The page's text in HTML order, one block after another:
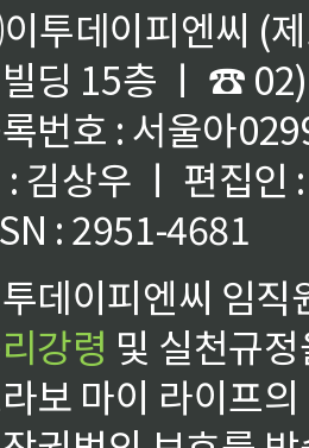
투데이피엔씨 (
딩 15층 ㅣ ☎
번호 : 서울아
: 김상우 ㅣ 편집인
: 2951-4681
데이피엔씨 임
강령 및 실천규
보 마이 라이프